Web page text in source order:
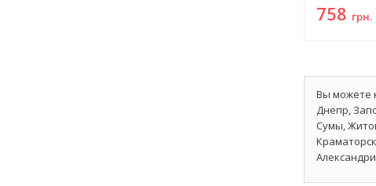
758 грн.
Вы можете
Днепр,
Сумы,